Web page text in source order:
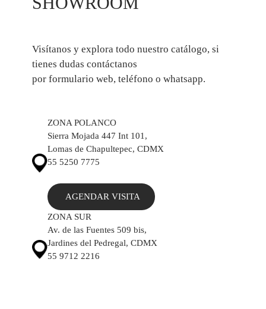
Visítanos y explora todo nuestro catálogo, si
tienes dudas contáctanos
por formulario web, teléfono o whatsapp.
ZONA POLANCO
Sierra Mojada 447 Int 101,
Lomas de Chapultepec, CDMX
55 5250 7775
AGENDAR VISITA
ZONA SUR
Av. de las Fuentes 509 bis,
Jardines del Pedregal, CDMX
55 9712 2216